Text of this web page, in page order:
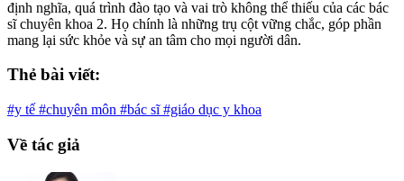
định nghĩa, quá trình đào tạo và vai trò không thể thiếu của các bác
sĩ chuyên khoa 2. Họ chính là những trụ cột vững chắc, góp phần
mang lại sức khỏe và sự an tâm cho mọi người dân.
Thẻ bài viết:
#y tế #chuyên môn #bác sĩ#giáo dục y khoa
Về tác giả